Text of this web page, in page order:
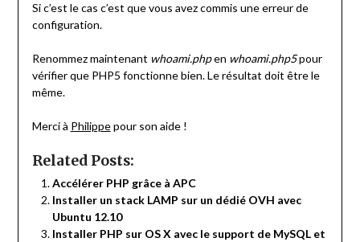
Si c’est le cas c’est que vous avez commis une erreur de
configuration.
Renommez maintenant whoami.phpen whoami.php5pour
vérifier que PHP5 fonctionne bien. Le résultat doit être le
même.
Merci à Philippepour son aide !
Related Posts:
Accélérer PHP grâce à APC
Installer un stack LAMP sur un dédié OVH avec
Ubuntu 12.10
Installer PHP sur OS X avec le support de MySQL et